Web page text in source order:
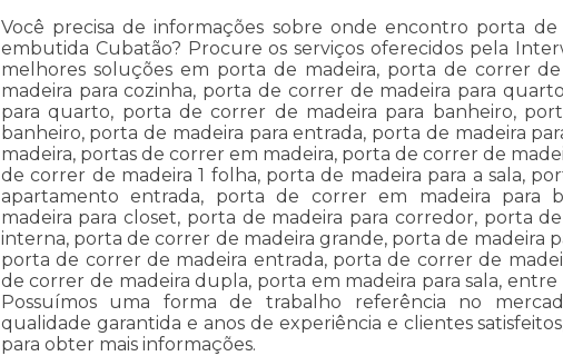
Você precisa de informações sobre onde encontro porta
embutida Cubatão? Procure os serviços oferecidos pela
melhores soluções em porta de madeira, porta de correr
madeira para cozinha, porta de correr de madeira para
para quarto, porta de correr de madeira para banheiro,
banheiro, porta de madeira para entrada, porta de madeira
madeira, portas de correr em madeira, porta de correr de
de correr de madeira 1 folha, porta de madeira para a sala,
apartamento entrada, porta de correr em madeira para
madeira para closet, porta de madeira para corredor, porta
interna, porta de correr de madeira grande, porta de madeira
porta de correr de madeira entrada, porta de correr de
de correr de madeira dupla, porta em madeira para sala, entre
Possuímos uma forma de trabalho referência no
qualidade garantida e anos de experiência e clientes
para obter mais informações.